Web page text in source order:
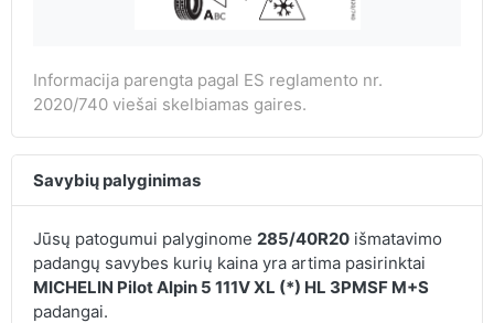
Informacija parengta pagal ES reglamento nr.
2020/740 viešai skelbiamas gaires.
Savybių palyginimas
Jūsų patogumui palyginome 285/40R20išmatavimo
padangų savybes kurių kaina yra artima pasirinktai
MICHELIN Pilot Alpin 5 111V XL (*) HL 3PMSF M+S
padangai.